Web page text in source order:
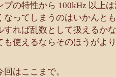
プの特性から 100kHz 以上
なってしまうのはいかんと
すれば乱数として扱えるか
も使えるならそのほうがよ
はここまで。